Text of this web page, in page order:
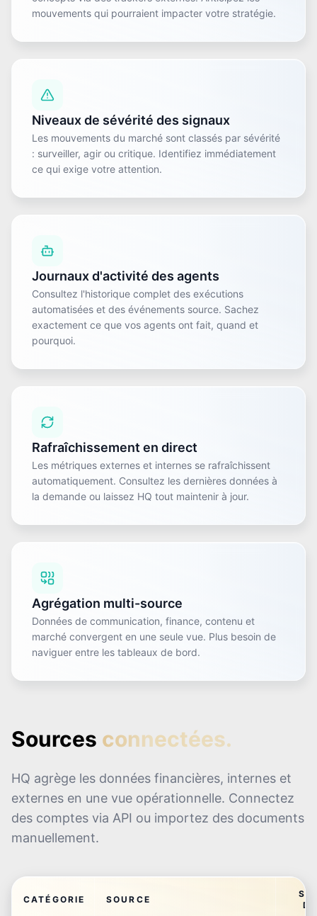
mouvements qui pourraient impacter votre stratégie.
Niveaux de sévérité des signaux
Les mouvements du marché sont classés par sévérité
: surveiller, agir ou critique. Identifiez immédiatement
ce qui exige votre attention.
Journaux d'activité des agents
Consultez l'historique complet des exécutions
automatisées et des événements source. Sachez
exactement ce que vos agents ont fait, quand et
pourquoi.
Rafraîchissement en direct
Les métriques externes et internes se rafraîchissent
automatiquement. Consultez les dernières données à
la demande ou laissez HQ tout maintenir à jour.
Agrégation multi-source
Données de communication, finance, contenu et
marché convergent en une seule vue. Plus besoin de
naviguer entre les tableaux de bord.
Sources connectées.
HQ agrège les données financières, internes et
externes en une vue opérationnelle. Connectez
des comptes via API ou importez des documents
manuellement.
CATÉGORIE SOURCE